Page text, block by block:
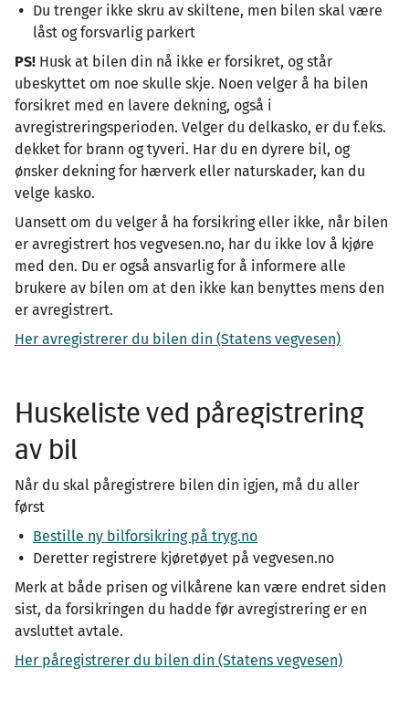
Du trenger ikke skru av skiltene, men bilen skal være
låst og forsvarlig parkert
PS! Husk at bilen din nå ikke er forsikret, og står
ubeskyttet om noe skulle skje. Noen velger å ha bilen
forsikret med en lavere dekning, også i
avregistreringsperioden. Velger du delkasko, er du f.eks.
dekket for brann og tyveri. Har du en dyrere bil, og
ønsker dekning for hærverk eller naturskader, kan du
velge kasko.
Uansett om du velger å ha forsikring eller ikke, når bilen
er avregistrert hos vegvesen.no, har du ikke lov å kjøre
med den. Du er også ansvarlig for å informere alle
brukere av bilen om at den ikke kan benyttes mens den
er avregistrert.
Her avregistrerer du bilen din (Statens vegvesen)
Huskeliste ved påregistrering
av bil
Når du skal påregistrere bilen din igjen, må du aller
først
Bestille ny bilforsikring på tryg.no
Deretter registrere kjøretøyet på vegvesen.no
Merk at både prisen og vilkårene kan være endret siden
sist, da forsikringen du hadde før avregistrering er en
avsluttet avtale.
Her påregistrerer du bilen din (Statens vegvesen)